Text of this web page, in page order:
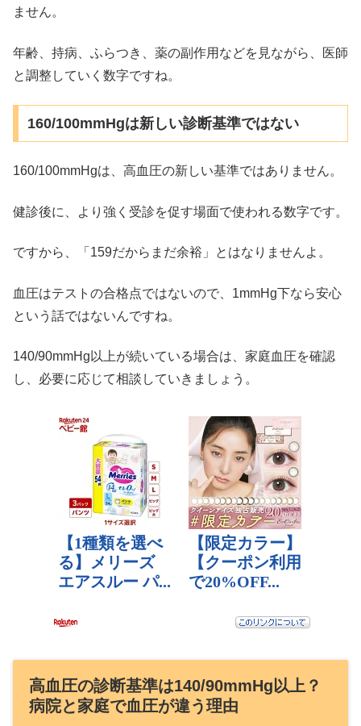
ません。
年齢、持病、ふらつき、薬の副作用などを見ながら、医師
と調整していく数字ですね。
160/100mmHgは新しい診断基準ではない
160/100mmHgは、高血圧の新しい基準ではありません。
健診後に、より強く受診を促す場面で使われる数字です。
ですから、「159だからまだ余裕」とはなりませんよ。
血圧はテストの合格点ではないので、1mmHg下なら安心
という話ではないんですね。
140/90mmHg以上が続いている場合は、家庭血圧を確認
し、必要に応じて相談していきましょう。
高血圧の診断基準は140/90mmHg以上？
病院と家庭で血圧が違う理由